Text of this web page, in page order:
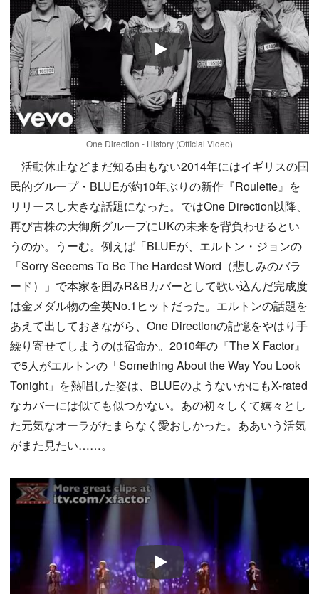
Play
One Direction - History (Official Video)
活動休止などまだ知る由もない2014年にはイギリスの国
民的グループ・BLUEが約10年ぶりの新作『Roulette』を
リリースし大きな話題になった。ではOne Direction以降、
再び古株の大御所グループにUKの未来を背負わせるとい
うのか。うーむ。例えば「BLUEが、エルトン・ジョンの
「Sorry Seeems To Be The Hardest Word（悲しみのバラ
ード）」で本家を囲みR&Bカバーとして歌い込んだ完成度
は金メダル物の全英No.1ヒットだった。エルトンの話題を
あえて出しておきながら、One Directionの記憶をやはり手
繰り寄せてしまうのは宿命か。2010年の『The X Factor』
で5人がエルトンの「Something About the Way You Look
Tonight」を熱唱した姿は、BLUEのようないかにもX-rated
なカバーには似ても似つかない。あの初々しくて嬉々とし
た元気なオーラがたまらなく愛おしかった。ああいう活気
がまた見たい……。
Play